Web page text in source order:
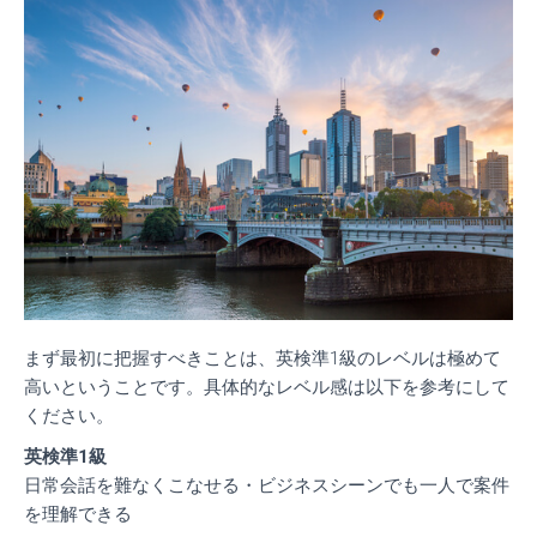
まず最初に把握すべきことは、英検準1級のレベルは極めて
高いということです。 具体的なレベル感は以下を参考にして
ください。
英検準1級
日常会話を難なくこなせる・ビジネスシーンでも一人で案件
を理解できる